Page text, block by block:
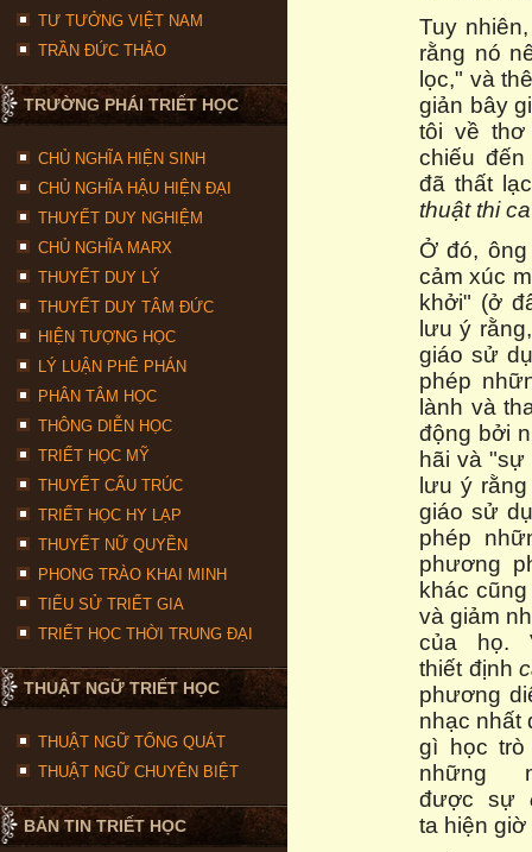
TƯ TƯỞNG VIỆT NAM
TRẦN ĐỨC THẢO
TRƯỜNG PHÁI TRIẾT HỌC
CHỦ NGHĨA HIỆN SINH
CHỦ NGHĨA HẬU HIỆN ĐẠI
THUYẾT DUY NGHIỆM
CHỦ NGHĨA MARX
THUYẾT DUY LÝ
THUYẾT DUY TÂM ĐỨC
HIỆN TƯỢNG HỌC
LÝ LUẬN PHÊ PHÁN
PHÂN TÂM HỌC
THÔNG DIỄN HỌC
TRIẾT HỌC MỸ
THUYẾT CẤU TRÚC
TRIẾT HỌC HY LẠP
THUYẾT NỮ QUYỀN
PHONG TRÀO KHAI MINH
TIỂU SỬ TRIẾT GIA
TRIẾT HỌC THỜI TRUNG ĐẠI
THUẬT NGỮ TRIẾT HỌC
THUẬT NGỮ TỔNG QUÁT
THUẬT NGỮ CHUYÊN BIỆT
BẢN TIN TRIẾT HỌC
Tuy
rằng nó
lọc," và
giản bây
tôi về
chiếu
đã thất
thuật thi ca
Ở đó,
cảm xúc
khởi" (ở
lưu ý
giáo sử
phép
lành và
động bởi
hãi và
lưu ý
giáo sử
phép
phương
khác
và giảm
của họ.
thiết định
phương
nhạc nhất
gì học trò
những
được sự
ta hiện